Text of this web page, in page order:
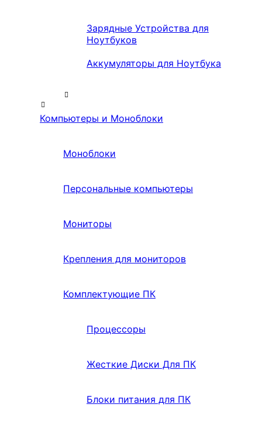
Зарядные Устройства для
Ноутбуков
Аккумуляторы для Ноутбука
Компьютеры и Моноблоки
Моноблоки
Персональные компьютеры
Мониторы
Крепления для мониторов
Комплектующие ПК
Процессоры
Жесткие Диски Для ПК
Блоки питания для ПК